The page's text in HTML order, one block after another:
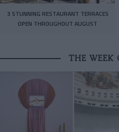
3 STUNNING RESTAURANT TERRACES
OPEN THROUGHOUT AUGUST
THE WEEK